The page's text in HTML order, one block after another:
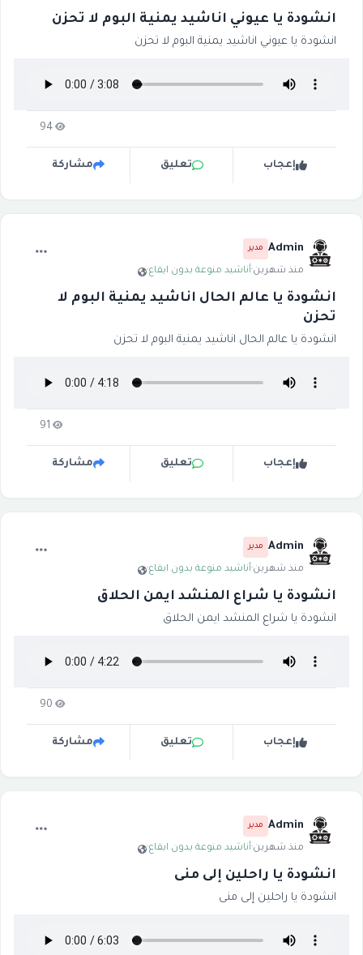
انشودة يا عيوني اناشيد يمنية البوم لا تحزن
انشودة يا عيوني اناشيد يمنية البوم لا تحزن
94
إعجاب تعليق مشاركة
Admin مدير
منذ شهرين·أناشيد منوعة بدون ايقاع·
انشودة يا عالم الحال اناشيد يمنية البوم لا
تحزن
انشودة يا عالم الحال اناشيد يمنية البوم لا تحزن
91
إعجاب تعليق مشاركة
Admin مدير
منذ شهرين·أناشيد منوعة بدون ايقاع·
انشودة يا شراع المنشد ايمن الحلاق
انشودة يا شراع المنشد ايمن الحلاق
90
إعجاب تعليق مشاركة
Admin مدير
منذ شهرين·أناشيد منوعة بدون ايقاع·
انشودة يا راحلين إلى منى
انشودة يا راحلين إلى منى